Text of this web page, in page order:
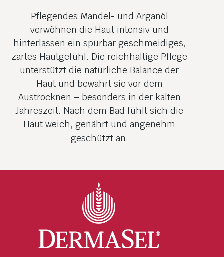
Pflegendes Mandel- und Arganöl
verwöhnen die Haut intensiv und
hinterlassen ein spürbar geschmeidiges,
zartes Hautgefühl. Die reichhaltige Pflege
unterstützt die natürliche Balance der
Haut und bewahrt sie vor dem
Austrocknen – besonders in der kalten
Jahreszeit. Nach dem Bad fühlt sich die
Haut weich, genährt und angenehm
geschützt an.